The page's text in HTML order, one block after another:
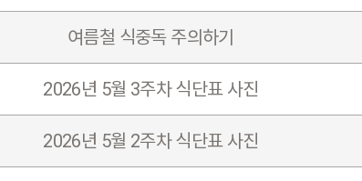
여름철 식중독 주의하기
2026년 5월 3주차 식단표 사진
2026년 5월 2주차 식단표 사진